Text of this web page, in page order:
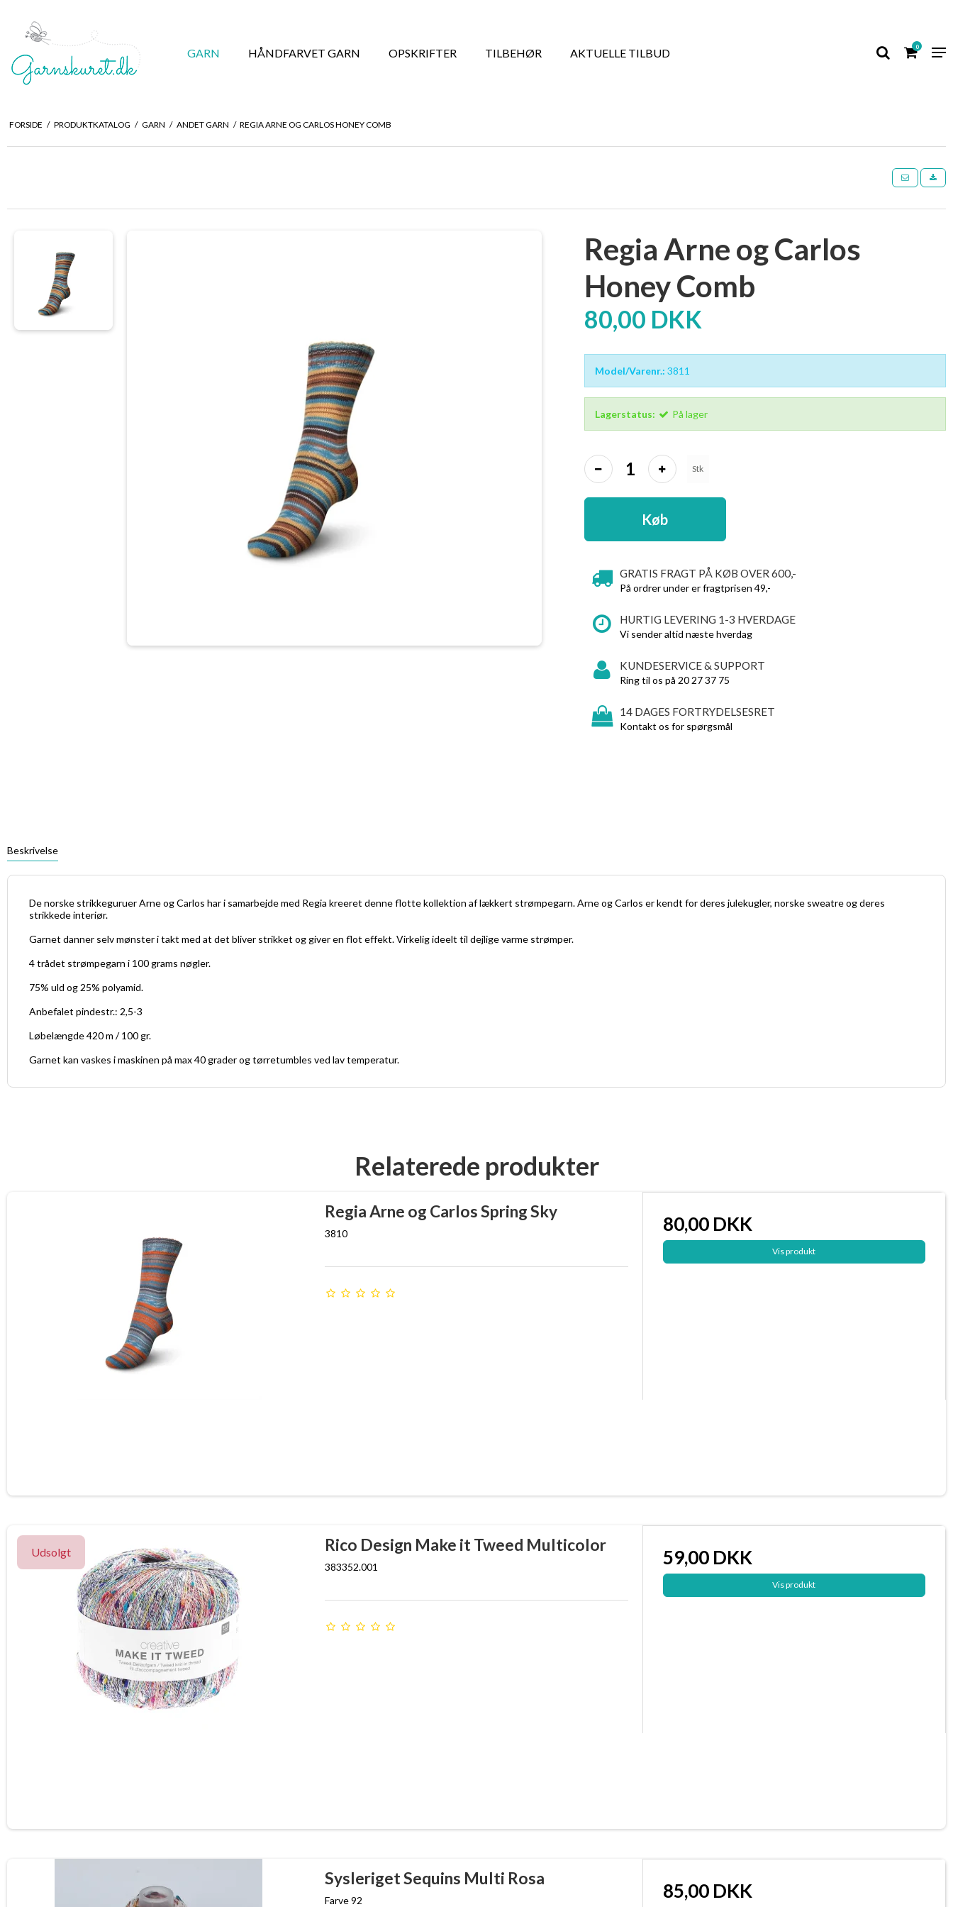
GARN HÅNDFARVET GARN OPSKRIFTER TILBEHØR AKTUELLE TILBUD 0
FORSIDE / PRODUKTKATALOG / GARN / ANDET GARN / REGIA ARNE OG CARLOS HONEY COMB
Regia Arne og Carlos
Honey Comb
80,00 DKK
Model/Varenr.: 3811
Lagerstatus: På lager
Stk
Køb
GRATIS FRAGT PÅ KØB OVER 600,-
På ordrer under er fragtprisen 49,-
HURTIG LEVERING 1-3 HVERDAGE
Vi sender altid næste hverdag
KUNDESERVICE & SUPPORT
Ring til os på 20 27 37 75
14 DAGES FORTRYDELSESRET
Kontakt os for spørgsmål
Beskrivelse
De norske strikkeguruer Arne og Carlos har i samarbejde med Regia kreeret denne flotte kollektion af lækkert strømpegarn. Arne og Carlos er kendt for deres julekugler, norske sweatre og deres
strikkede interiør.
Garnet danner selv mønster i takt med at det bliver strikket og giver en flot effekt. Virkelig ideelt til dejlige varme strømper.
4 trådet strømpegarn i 100 grams nøgler.
75% uld og 25% polyamid.
Anbefalet pindestr.: 2,5-3
Løbelængde 420 m / 100 gr.
Garnet kan vaskes i maskinen på max 40 grader og tørretumbles ved lav temperatur.
Relaterede produkter
Regia Arne og Carlos Spring Sky
3810 80,00 DKK
Vis produkt
Udsolgt Rico Design Make it Tweed Multicolor
383352.001 59,00 DKK
Vis produkt
Sysleriget Sequins Multi Rosa
Farve 92 85,00 DKK